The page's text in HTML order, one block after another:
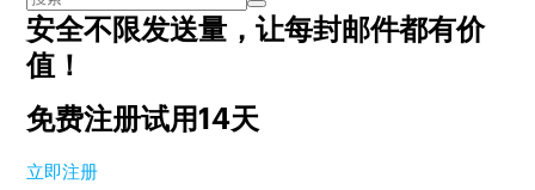
安全不限发送量，让每封邮件都有价
值！
免费注册试用14天
立即注册